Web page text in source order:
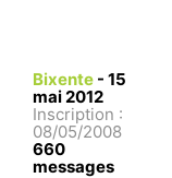
Bixente - 15
mai 2012
Inscription :
08/05/2008
660
messages